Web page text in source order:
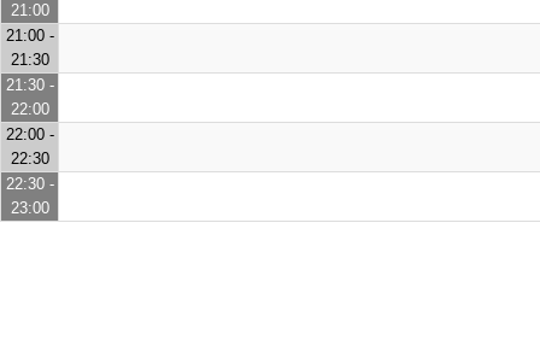
21:00
21:00 -
21:30
21:30 -
22:00
22:00 -
22:30
22:30 -
23:00